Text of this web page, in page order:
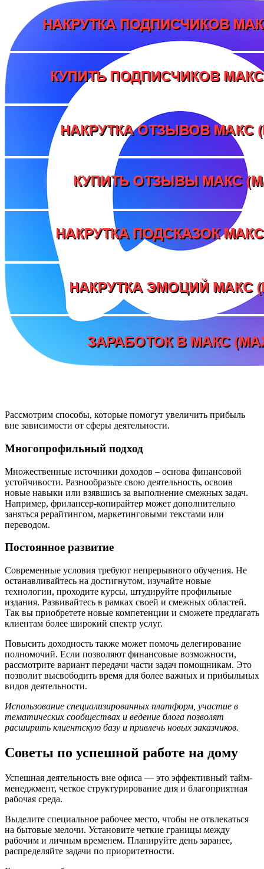
Рассмотрим способы, которые помогут увеличить прибыль
вне зависимости от сферы деятельности.
Многопрофильный подход
Множественные источники доходов – основа финансовой
устойчивости. Разнообразьте свою деятельность, освоив
новые навыки или взявшись за выполнение смежных задач.
Например, фрилансер-копирайтер может дополнительно
заняться рерайтингом, маркетинговыми текстами или
переводом.
Постоянное развитие
Современные условия требуют непрерывного обучения. Не
останавливайтесь на достигнутом, изучайте новые
технологии, проходите курсы, штудируйте профильные
издания. Развивайтесь в рамках своей и смежных областей.
Так вы приобретете новые компетенции и сможете предлагать
клиентам более широкий спектр услуг.
Повысить доходность также может помочь делегирование
полномочий. Если позволяют финансовые возможности,
рассмотрите вариант передачи части задач помощникам. Это
позволит высвободить время для более важных и прибыльных
видов деятельности.
Использование специализированных платформ, участие в
тематических сообществах и ведение блога позволят
расширить клиентскую базу и привлечь новых заказчиков.
Советы по успешной работе на дому
Успешная деятельность вне офиса — это эффективный тайм-
менеджмент, четкое структурирование дня и благоприятная
рабочая среда.
Выделите специальное рабочее место, чтобы не отвлекаться
на бытовые мелочи. Установите четкие границы между
рабочим и личным временем. Планируйте день заранее,
распределяйте задачи по приоритетности.